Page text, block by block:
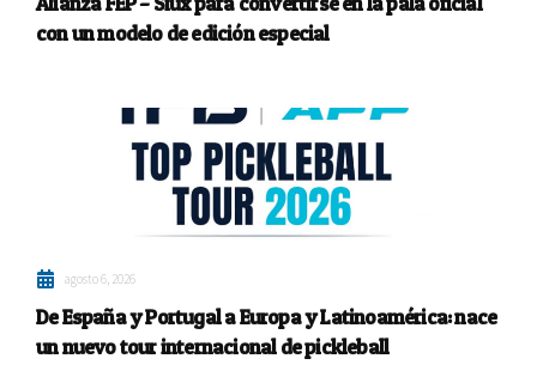
con un modelo de edición especial
agosto 6, 2026
De España y Portugal a Europa y Latinoamérica: nace
un nuevo tour internacional de pickleball